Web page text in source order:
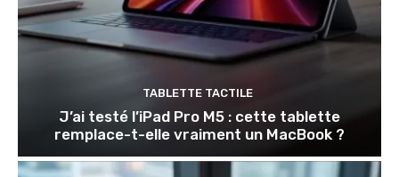
TABLETTE TACTILE
J’ai testé l’iPad Pro M5 : cette tablette
remplace-t-elle vraiment un MacBook ?